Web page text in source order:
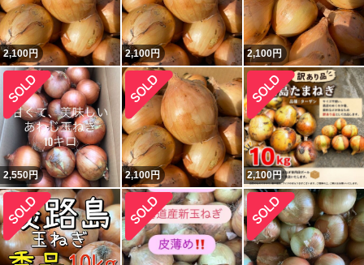
2,100円 2,100円 2,100円
2,550円 2,100円 2,100円